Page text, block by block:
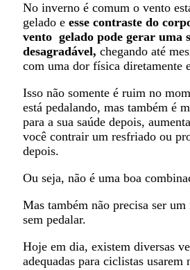
No inverno é comum o vento
gelado e esse contraste do
vento gelado pode gerar uma
desagradável, chegando até
com uma dor física diretamente
Isso não somente é ruim no
está pedalando, mas também é
para a sua saúde depois,
você contrair um resfriado ou
depois.
Ou seja, não é uma boa
Mas também não precisa ser
sem pedalar.
Hoje em dia, existem diversas
adequadas para ciclistas usarem